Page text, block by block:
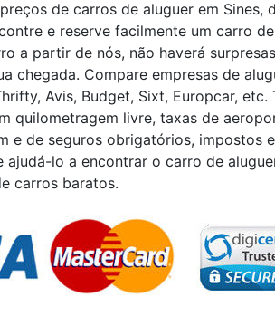
de carros de aluguer em Sines,
e reserve facilmente um carro
a partir de nós, não haverá
chegada. Compare empresas de
Avis, Budget, Sixt, Europcar, etc.
quilometragem livre, taxas de
e de seguros obrigatórios, impostos
lo a encontrar o carro de
carros baratos.